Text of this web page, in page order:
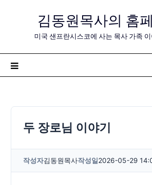
김동원목사의 홈
미국 샌프란시스코에 사는 목사 가족
두 장로님 이야기
작성자김동원목사작성일2026-05-29